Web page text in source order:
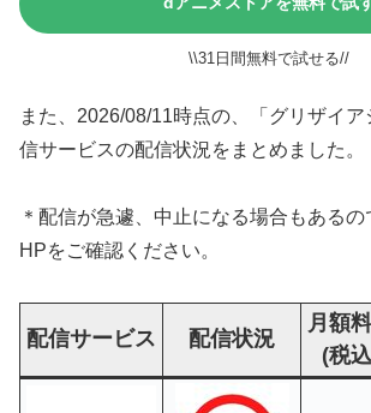
\\31日間無料で試せる//
また、2026/08/11時点の、「グリザイ
信サービスの配信状況をまとめました。
＊配信が急遽、中止になる場合もある
HPをご確認ください。
配信サービス 配信状況
月額
(税